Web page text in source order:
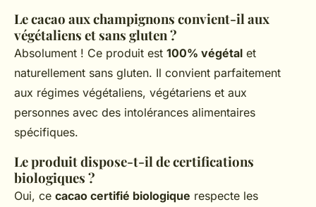
Le cacao aux champignons convient-il aux
végétaliens et sans gluten ?
Absolument ! Ce produit est 100% végétal et
naturellement sans gluten. Il convient parfaitement
aux régimes végétaliens, végétariens et aux
personnes avec des intolérances alimentaires
spécifiques.
Le produit dispose-t-il de certifications
biologiques ?
Oui, ce cacao certifié biologique respecte les